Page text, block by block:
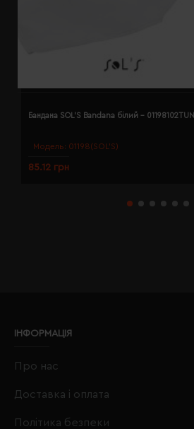
Модель: 01198(SOL’S)
Бандана SOL'S Bandana білий - 01198102TUN
85.12 грн
ІНФОРМАЦІЯ
Про нас
Доставка і оплата
Політика безпеки